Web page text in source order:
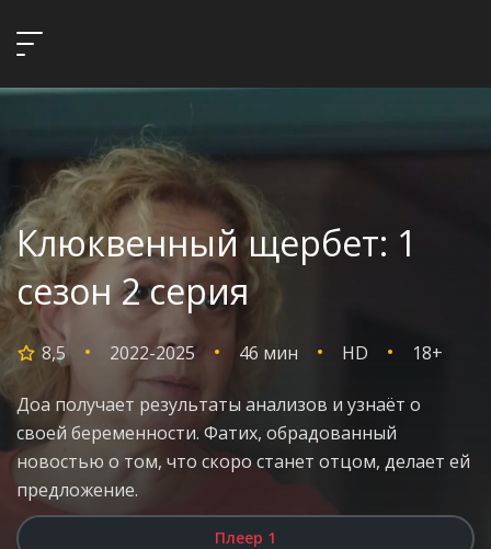
Клюквенный щербет: 1
сезон 2 серия
8,5 2022-2025 46 мин HD 18+
Доа получает результаты анализов и узнаёт о
своей беременности. Фатих, обрадованный
новостью о том, что скоро станет отцом, делает ей
предложение.
Плеер 1